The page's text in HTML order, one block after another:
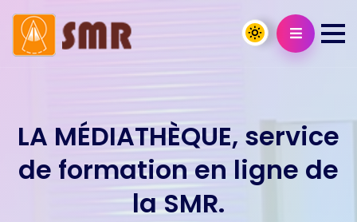
LA MÉDIATHÈQUE, service
de formation en ligne de
la SMR.